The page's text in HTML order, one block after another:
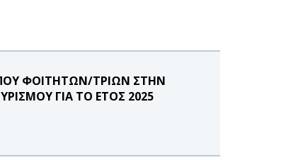
ΦΟΙΤΗΤΩΝ/ΤΡΙΩΝ ΣΤΗΝ
ΓΙΑ ΤΟ ΕΤΟΣ 2025